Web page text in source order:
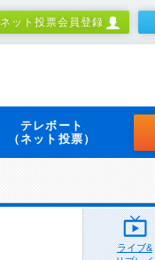
ネット投票会員登録
テレボート
（ネット投票）
ライブ&